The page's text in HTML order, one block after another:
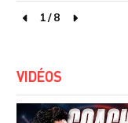
page précédente
1/8
page
VIDÉOS